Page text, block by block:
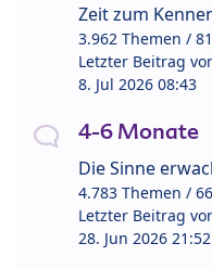
Zeit zum
3.962 Themen /
Letzter Beitrag
8. Jul 2026 08:43
4-6 Monate
Die Sinne
4.783 Themen /
Letzter Beitrag
28. Jun 2026 21:52